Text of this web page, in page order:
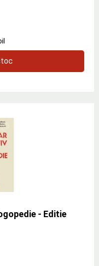
- Editie